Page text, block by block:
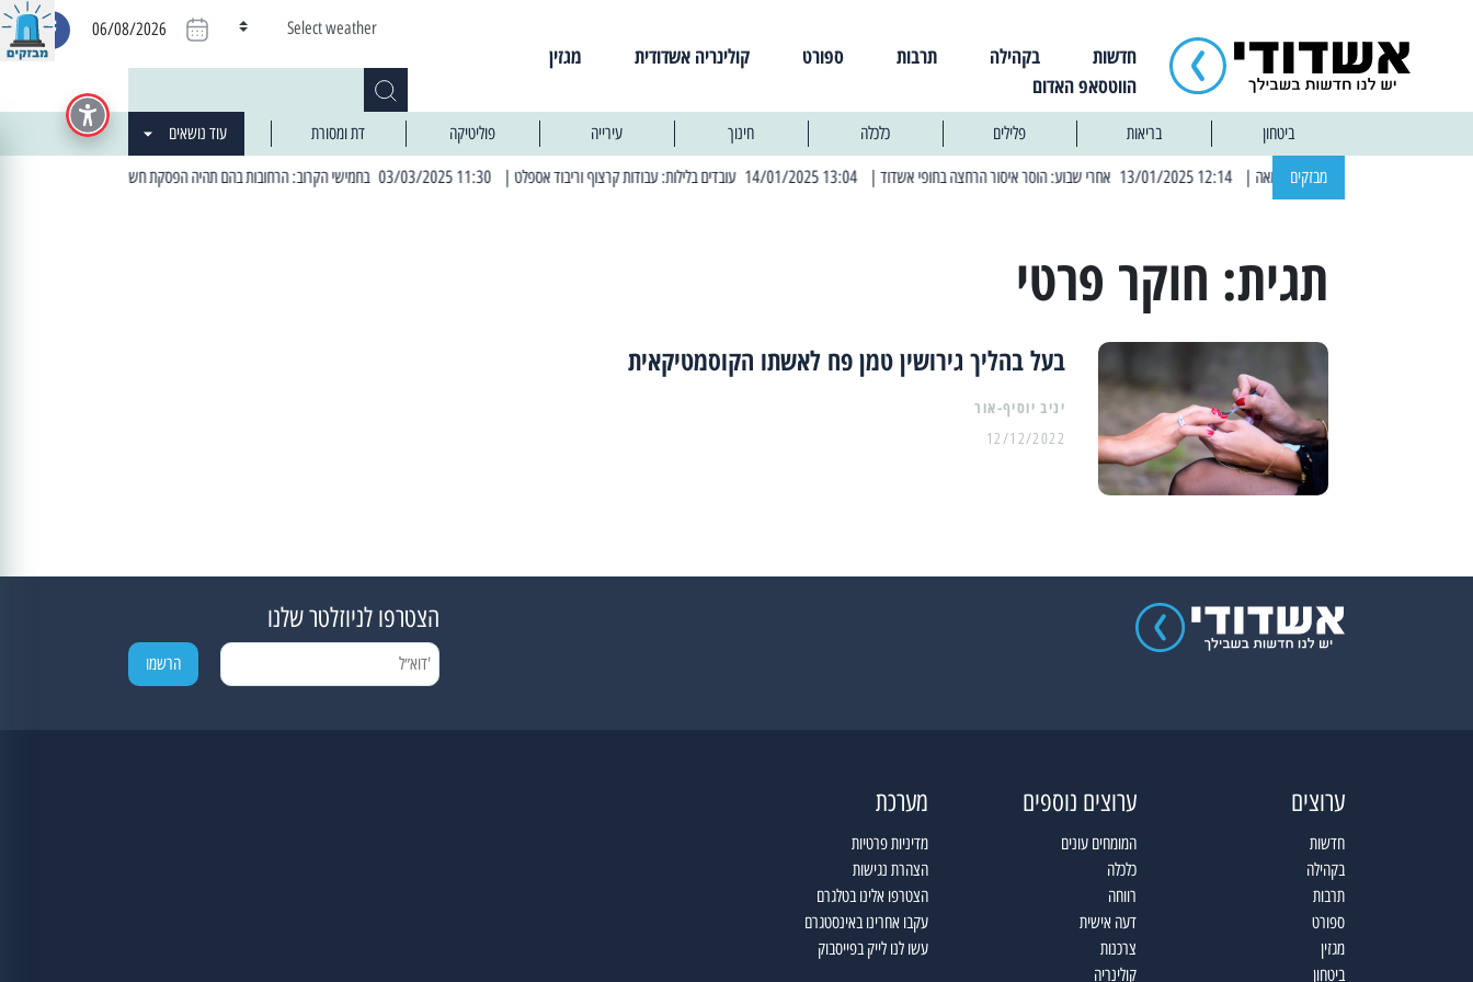
חדשות בקהילה תרבות ספורט קולינריה אשדודית
מגזין
הווטסאפ האדום
Select weather
06/08/2026
ביטחון בריאות פלילים כלכלה חינוך עירייה פוליטיקה דת ומסורת עוד נושאים
מבזקים | 12:14 13/01/2025 אחרי שבוע: הוסר איסור הרחצה בחופי אשדוד | 13:04 14/01/2025 עובדים בלילות: עבודות קרצוף וריבוד אספלט | 11:30 03/03/2025 בחמישי הקרוב: הרחובות בהם תהיה הפסקת חשמל יזומה
תגית: חוקר פרטי
בעל בהליך גירושין טמן פח לאשתו הקוסמטיקאית
יניב יוסיף-אור
12/12/2022
הצטרפו לניוזלטר שלנו
ערוצים
חדשות
בקהילה
תרבות
ספורט
מגזין
ביטחון
ערוצים נוספים
המומחים עונים
כלכלה
רווחה
דעה אישית
צרכנות
קולינריה
מערכת
מדיניות פרטיות
הצהרת נגישות
הצטרפו אלינו בטלגרם
עקבו אחרינו באינסטגרם
עשו לנו לייק בפייסבוק